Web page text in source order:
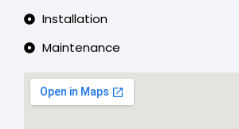
Installation
Maintenance